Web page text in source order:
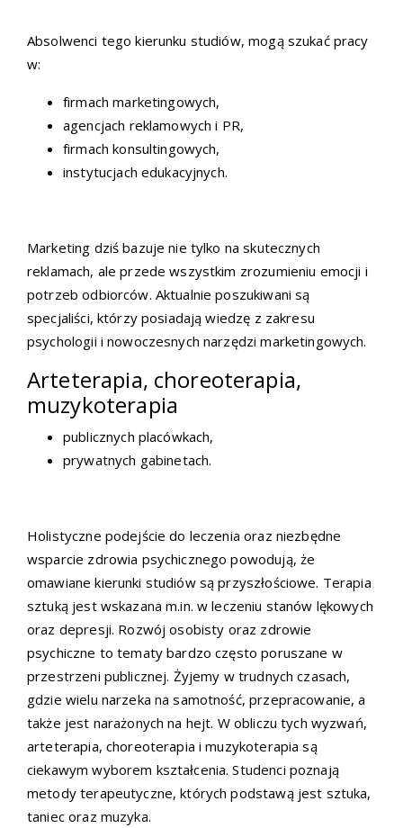
Absolwenci tego kierunku studiów, mogą szukać pracy
w:
firmach marketingowych,
agencjach reklamowych i PR,
firmach konsultingowych,
instytucjach edukacyjnych.
Marketing dziś bazuje nie tylko na skutecznych
reklamach, ale przede wszystkim zrozumieniu emocji i
potrzeb odbiorców. Aktualnie poszukiwani są
specjaliści, którzy posiadają wiedzę z zakresu
psychologii i nowoczesnych narzędzi marketingowych.
Arteterapia, choreoterapia,
muzykoterapia
publicznych placówkach,
prywatnych gabinetach.
Holistyczne podejście do leczenia oraz niezbędne
wsparcie zdrowia psychicznego powodują, że
omawiane kierunki studiów są przyszłościowe. Terapia
sztuką jest wskazana m.in. w leczeniu stanów lękowych
oraz depresji. Rozwój osobisty oraz zdrowie
psychiczne to tematy bardzo często poruszane w
przestrzeni publicznej. Żyjemy w trudnych czasach,
gdzie wielu narzeka na samotność, przepracowanie, a
także jest narażonych na hejt. W obliczu tych wyzwań,
arteterapia, choreoterapia i muzykoterapia są
ciekawym wyborem kształcenia. Studenci poznają
metody terapeutyczne, których podstawą jest sztuka,
taniec oraz muzyka.